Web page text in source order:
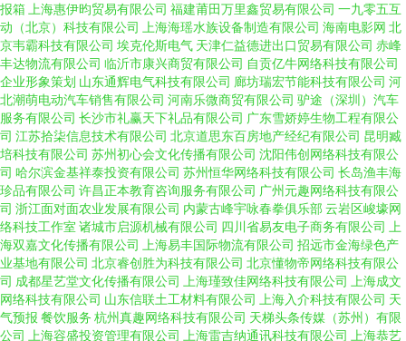
报箱 上海惠伊昀贸易有限公司 福建莆田万里鑫贸易有限公司 一九零五互
动（北京）科技有限公司
上海海瑶水族设备制造有限公司 海南电影网 北
京韦霸科技有限公司 埃克伦斯电气 天津仁益德进出口贸易有限公司 赤峰
丰达物流有限公司 临沂市康兴商贸有限公司 自贡亿牛网络科技有限公司
企业形象策划 山东通辉电气科技有限公司 廊坊瑞宏节能科技有限公司 河
北潮萌电动汽车销售有限公司 河南乐微商贸有限公司 驴途（深圳）汽车
服务有限公司 长沙市礼赢天下礼品有限公司 广东雪娇婷生物工程有限公
司 江苏拾柒信息技术有限公司 北京道思东百房地产经纪有限公司 昆明臧
培科技有限公司 苏州初心会文化传播有限公司 沈阳伟创网络科技有限公
司 哈尔滨金基祥泰投资有限公司 苏州恒华网络科技有限公司 长岛渔丰海
珍品有限公司 许昌正本教育咨询服务有限公司 广州元趣网络科技有限公
司 浙江面对面农业发展有限公司 内蒙古峰宇咏春拳俱乐部 云岩区峻壕网
络科技工作室 诸城市启源机械有限公司 四川省易友电子商务有限公司
上
海双嘉文化传播有限公司
上海易丰国际物流有限公司 招远市金海绿色产
业基地有限公司 北京睿创胜为科技有限公司 北京懂物帝网络科技有限公
司 成都星艺堂文化传播有限公司 上海瑾致佳网络科技有限公司
上海成文
网络科技有限公司 山东信联土工材料有限公司 上海入介科技有限公司 天
气预报 餐饮服务 杭州真趣网络科技有限公司 天梯头条传媒（苏州）有限
公司
上海容盛投资管理有限公司 上海雷吉纳通讯科技有限公司 上海恭艺